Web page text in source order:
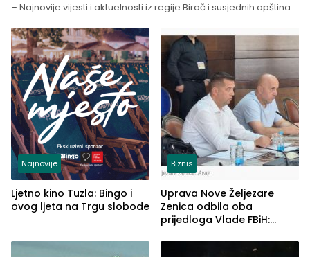
– Najnovije vijesti i aktuelnosti iz regije Birač i susjednih opština.
Najnovije
Ljetno kino Tuzla: Bingo i
ovog ljeta na Trgu slobode
Biznis
Uprava Nove Željezare
Zenica odbila oba
prijedloga Vlade FBiH:
rješenje